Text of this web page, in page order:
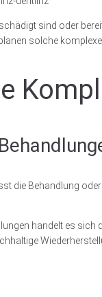
sind oder
solche
die Behandlung
handelt es